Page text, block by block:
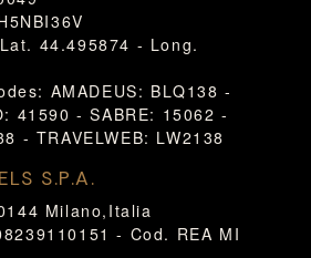
44.495874 - Long.
AMADEUS: BLQ138 -
41590 - SABRE: 15062 -
- TRAVELWEB: LW2138
S.P.A.
Milano,Italia
- Cod. REA MI